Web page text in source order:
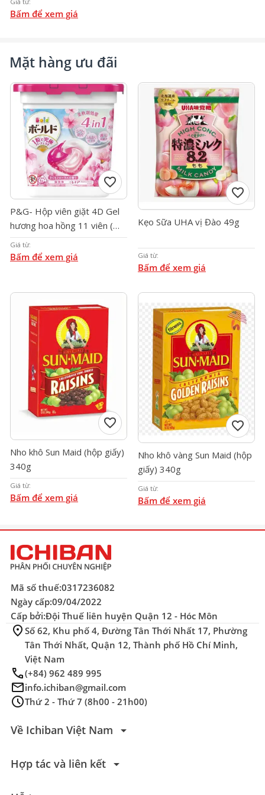
Bấm để xem giá
Mặt hàng ưu đãi
favorite
P&G- Hộp viên giặt 4D Gel
hương hoa hồng 11 viên (
Màu hồng )
Giá từ:
Bấm để xem giá
favorite
Kẹo Sữa UHA vị Đào 49g
Giá từ:
Bấm để xem giá
favorite
Nho khô Sun Maid (hộp giấy)
340g
Giá từ:
Bấm để xem giá
favorite
Nho khô vàng Sun Maid (hộp
giấy) 340g
Giá từ:
Bấm để xem giá
Mã số thuế:0317236082
Ngày cấp:09/04/2022
Cấp bởi:Đội Thuế liên huyện Quận 12 - Hóc Môn
location_on Số 62, Khu phố 4, Đường Tân Thới Nhất 17, Phường
Tân Thới Nhất, Quận 12, Thành phố Hồ Chí Minh,
Việt Nam
phone(+84) 962 489 995
mailinfo.ichiban@gmail.com
scheduleThứ 2 - Thứ 7 (8h00 - 21h00)
Về Ichiban Việt Nam arrow_drop_down
Hợp tác và liên kết arrow_drop_down